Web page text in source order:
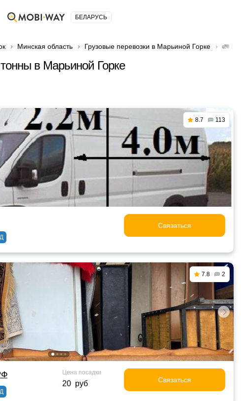
БЕЛАРУСЬ
Минская область Грузовые перевозки в Марьиной Горке 🚛
в Марьиной Горке
8.7 113
Связаться
7.8 2
Цена посадки
20 руб Связаться